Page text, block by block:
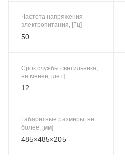
Частота напряжения
электропитания, [Гц]
50
Срок службы светильника,
не менее, [лет]
12
Габаритные размеры, не
более, [мм]
485×485×205